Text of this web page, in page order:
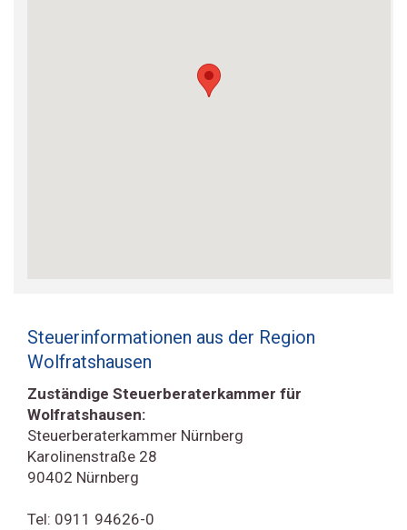
Steuerinformationen aus der Region
Wolfratshausen
Zuständige Steuerberaterkammer für
Wolfratshausen:
Steuerberaterkammer Nürnberg
Karolinenstraße 28
90402 Nürnberg
Tel: 0911 94626-0